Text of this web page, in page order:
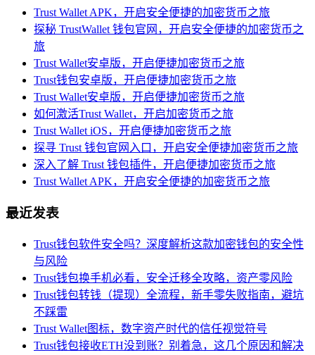
Trust Wallet APK，开启安全便捷的加密货币之旅
探秘 TrustWallet 钱包官网，开启安全便捷的加密货币之
旅
Trust Wallet安卓版，开启便捷加密货币之旅
Trust钱包安卓版，开启便捷加密货币之旅
Trust Wallet安卓版，开启便捷加密货币之旅
如何激活Trust Wallet，开启加密货币之旅
Trust Wallet iOS，开启便捷加密货币之旅
探寻 Trust 钱包官网入口，开启安全便捷加密货币之旅
深入了解 Trust 钱包插件，开启便捷加密货币之旅
Trust Wallet APK，开启安全便捷的加密货币之旅
最近发表
Trust钱包软件安全吗？深度解析这款加密钱包的安全性
与风险
Trust钱包换手机必看，安全迁移全攻略，资产零风险
Trust钱包转钱（提现）全流程，新手零失败指南，避坑
不踩雷
Trust Wallet图标，数字资产时代的信任视觉符号
Trust钱包接收ETH没到账？别着急，这几个原因和解决